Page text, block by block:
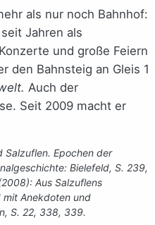
als nur noch Bahnhof:
Jahren als
und große Feiern
den Bahnsteig an Gleis 1
Auch der
Seit 2009 macht er
Salzuflen. Epochen der
Bielefeld, S. 239,
Aus Salzuflens
mit Anekdoten und
S. 22, 338, 339.